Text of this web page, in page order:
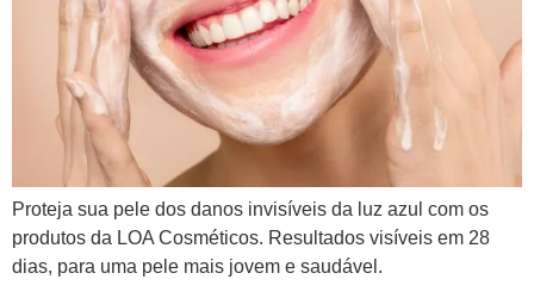
Proteja sua pele dos danos invisíveis da luz azul com os
produtos da LOA Cosméticos. Resultados visíveis em 28
dias, para uma pele mais jovem e saudável.